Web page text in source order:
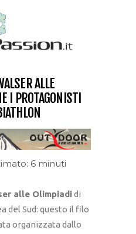
ALLE
I PROTAGONISTI
6 minuti
alle Olimpiadidi
del Sud: questo il filo
organizzata dallo